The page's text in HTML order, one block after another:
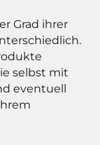
Grad ihrer
selbst mit
eventuell